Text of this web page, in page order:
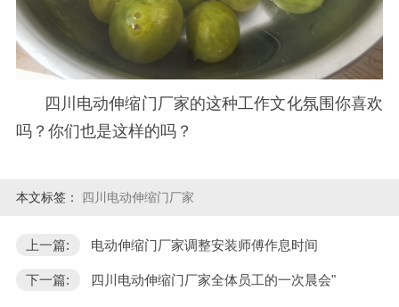
四川电动伸缩门厂家的这种工作文化氛围你喜欢
吗？你们也是这样的吗？
本文标签： 四川电动伸缩门厂家
上一篇: 电动伸缩门厂家调整安装师傅作息时间
下一篇: 四川电动伸缩门厂家全体员工的一次晨会"